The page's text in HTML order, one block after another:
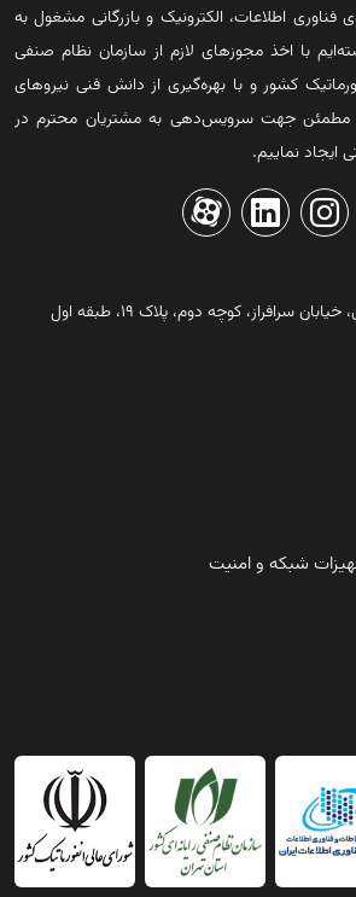
اطلاعات، الکترونیک و بازرگانی مشغول به
با اخذ مجوزهای لازم از سازمان نظام صنفی
کشور و با بهره‌گیری از دانش فنی نیروهای
جهت سرویس‌دهی به مشتریان محترم در
نماییم.
سرافراز، کوچه دوم، پلاک ۱۹، طبقه اول
شبکه و امنیت